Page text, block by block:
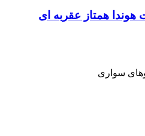
هوندا همتاز عقربه ای
سواری